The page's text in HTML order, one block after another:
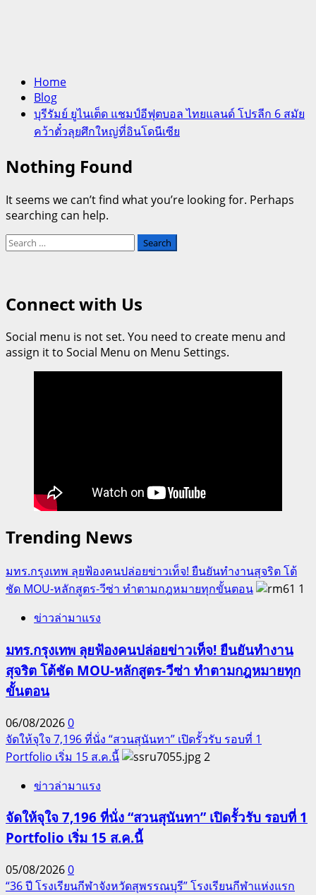
Home
Blog
บุรีรัมย์ ยูไนเต็ด แชมป์อีฟุตบอล ไทยแลนด์ โปรลีก 6 สมัย
คว้าตั๋วลุยศึกใหญ่ที่อินโดนีเซีย
Nothing Found
It seems we can’t find what you’re looking for. Perhaps
searching can help.
Search
for:
Connect with Us
Social menu is not set. You need to create menu and
assign it to Social Menu on Menu Settings.
Trending News
มทร.กรุงเทพ ลุยฟ้องคนปล่อยข่าวเท็จ! ยืนยันทำงานสุจริต โต้
ชัด MOU-หลักสูตร-วีซ่า ทำตามกฎหมายทุกขั้นตอน
1
ข่าวล่ามาแรง
มทร.กรุงเทพ ลุยฟ้องคนปล่อยข่าวเท็จ! ยืนยันทำงาน
สุจริต โต้ชัด MOU-หลักสูตร-วีซ่า ทำตามกฎหมายทุก
ขั้นตอน
06/08/20260
จัดให้จุใจ 7,196 ที่นั่ง “สวนสุนันทา” เปิดรั้วรับ รอบที่ 1
Portfolio เริ่ม 15 ส.ค.นี้
2
ข่าวล่ามาแรง
จัดให้จุใจ 7,196 ที่นั่ง “สวนสุนันทา” เปิดรั้วรับ รอบที่ 1
Portfolio เริ่ม 15 ส.ค.นี้
05/08/20260
“36 ปี โรงเรียนกีฬาจังหวัดสุพรรณบุรี” โรงเรียนกีฬาแห่งแรก